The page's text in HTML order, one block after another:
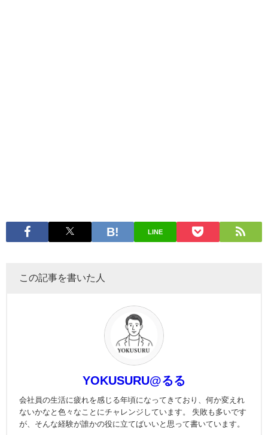
LINE
この記事を書いた人
YOKUSURU@るる
会社員の生活に疲れを感じる年頃になってきており、何か変えれ
ないかなと色々なことにチャレンジしています。 失敗も多いです
が、そんな経験が誰かの役に立てばいいと思って書いています。